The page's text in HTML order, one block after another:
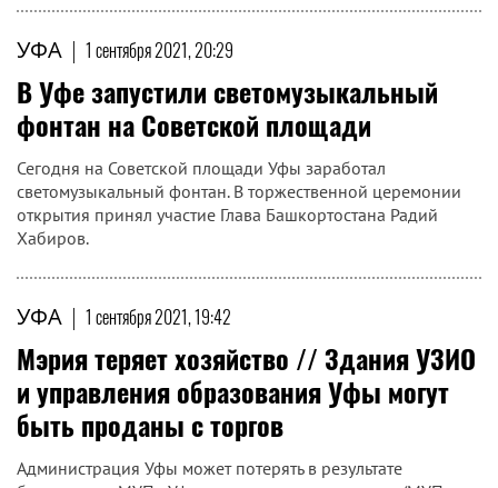
УФА | 1 сентября 2021, 20:29
В Уфе запустили светомузыкальный
фонтан на Советской площади
Сегодня на Советской площади Уфы заработал
светомузыкальный фонтан. В торжественной церемонии
открытия принял участие Глава Башкортостана Радий
Хабиров.
УФА | 1 сентября 2021, 19:42
Мэрия теряет хозяйство // Здания УЗИО
и управления образования Уфы могут
быть проданы с торгов
Администрация Уфы может потерять в результате